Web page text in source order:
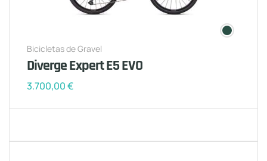
Bicicletas de Gravel
Diverge Expert E5 EVO
3.700,00€